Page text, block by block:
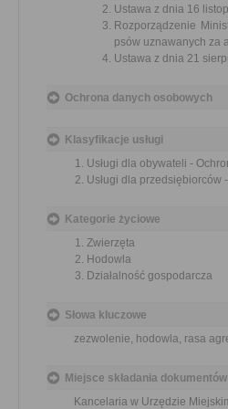
Ustawa z dnia 16
Rozporządzenie
psów uznawanych za
Ustawa z dnia 21
Ochrona danych osobowych
Klasyfikacje usługi
Usługi dla obywateli -
Usługi dla przedsiębiorców
Kategorie życiowe
Zwierzęta
Hodowla
Działalność gospodarcza
Słowa kluczowe
zezwolenie, hodowla, rasa
Miejsce składania dokumentów
Kancelaria w Urzędzie